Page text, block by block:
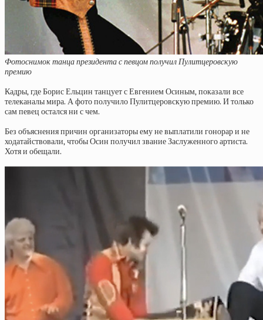
Фотоснимок танца президента с певцом получил Пулитцеровскую
премию
Кадры, где Борис Ельцин танцует с Евгением Осиным, показали все
телеканалы мира. А фото получило Пулитцеровскую премию. И только
сам певец остался ни с чем.
Без объяснения причин организаторы ему не выплатили гонорар и не
ходатайствовали, чтобы Осин получил звание Заслуженного артиста.
Хотя и обещали.